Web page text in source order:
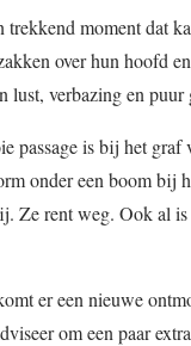
trekkend moment dat
over hun hoofd
lust, verbazing en puur
passage is bij het
onder een boom bij
Ze rent weg. Ook al
er een nieuwe
om een paar